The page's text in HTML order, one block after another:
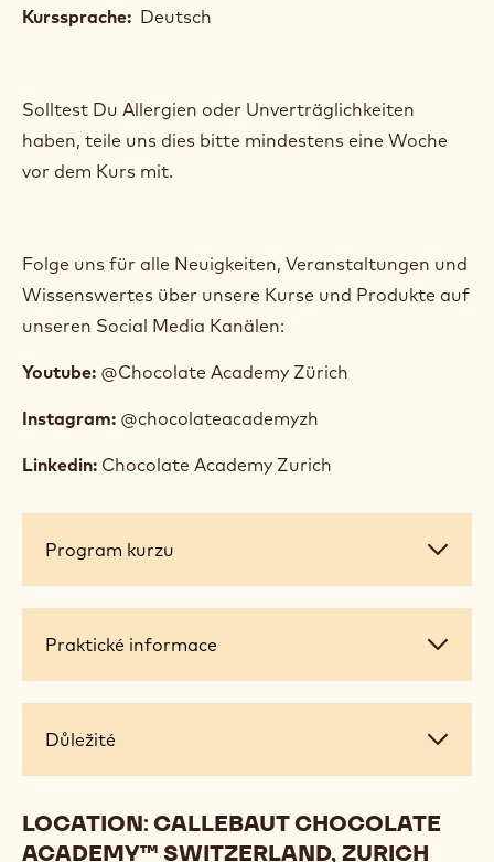
Kurssprache: Deutsch
Solltest Du Allergien oder Unverträglichkeiten
haben, teile uns dies bitte mindestens eine Woche
vor dem Kurs mit.
Folge uns für alle Neuigkeiten, Veranstaltungen und
Wissenswertes über unsere Kurse und Produkte auf
unseren Social Media Kanälen:
Youtube: @Chocolate Academy Zürich
Instagram: @chocolateacademyzh
Linkedin: Chocolate Academy Zurich
Program
Program kurzu
Praktické
Praktické informace
Důležité
Důležité
LOCATION: CALLEBAUT CHOCOLATE
ACADEMY™ SWITZERLAND, ZURICH